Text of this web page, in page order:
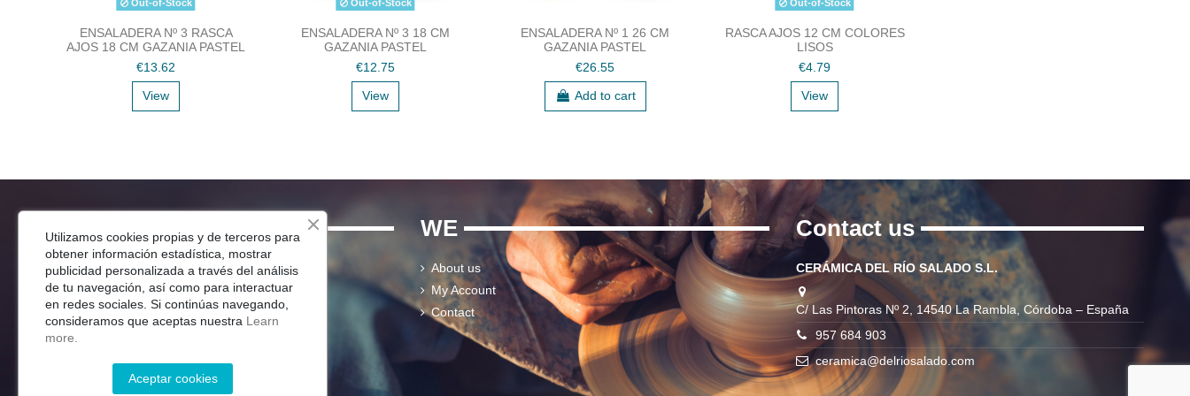
Out-of-Stock
ENSALADERA Nº 3 RASCA
AJOS 18 CM GAZANIA PASTEL
€13.62
View
Out-of-Stock
ENSALADERA Nº 3 18 CM
GAZANIA PASTEL
€12.75
View
ENSALADERA Nº 1 26 CM
GAZANIA PASTEL
€26.55
Add to cart
Out-of-Stock
RASCA AJOS 12 CM COLORES
LISOS
€4.79
View
SHOP
Menaje Mesa
Para Tu Cocina
Decoracion
Jardín
WE
About us
My Account
Contact
Contact us
CERÁMICA DEL RÍO SALADO S.L.
C/ Las Pintoras Nº 2, 14540 La Rambla, Córdoba – España
957 684 903
ceramica@delriosalado.com
Utilizamos cookies propias y de terceros para
obtener información estadística, mostrar
publicidad personalizada a través del análisis
de tu navegación, así como para interactuar
en redes sociales. Si continúas navegando,
consideramos que aceptas nuestra Learn
more.
Aceptar cookies